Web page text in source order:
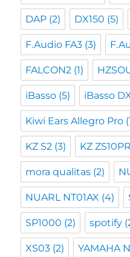
DAP (2) DX150 (5)
F.Audio FA3 (3)
FALCON2 (1)
iBasso (5) iBasso
Kiwi Ears Allegro Pro
KZ S2 (3) KZ
mora qualitas (2)
NUARL NT01AX (4)
SP1000 (2) spotify
XS03 (2) YAMAHA